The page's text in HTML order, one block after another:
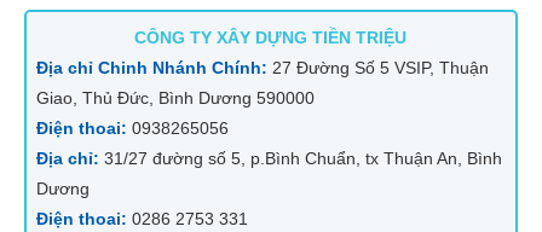
CÔNG TY XÂY DỰNG TIỀN TRIỆU
Địa chỉ Chinh Nhánh Chính: 27 Đường Số 5 VSIP, Thuận
Giao, Thủ Đức, Bình Dương 590000
Điện thoai:0938265056
Địa chỉ: 31/27 đường số 5, p.Bình Chuẩn, tx Thuận An, Bình
Dương
Điện thoai:0286 2753 331